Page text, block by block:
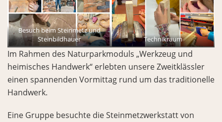
Besuch beim Steinmetz und
Steinbildhauer
Technikraum
Im Rahmen des Naturparkmoduls „Werkzeug und
heimisches Handwerk“ erlebten unsere Zweitklässler
einen spannenden Vormittag rund um das traditionelle
Handwerk.
Eine Gruppe besuchte die Steinmetzwerkstatt von